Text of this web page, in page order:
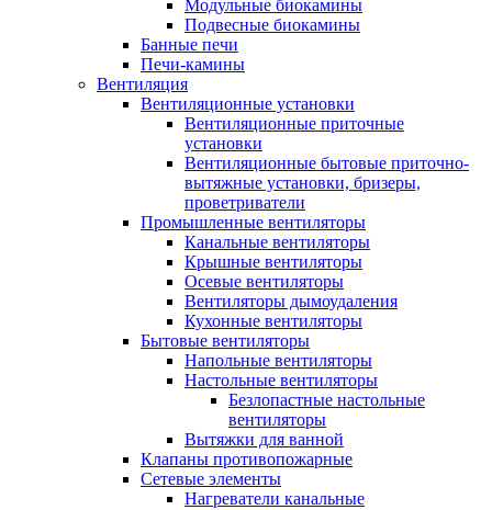
Модульные биокамины
Подвесные биокамины
Банные печи
Печи-камины
Вентиляция
Вентиляционные установки
Вентиляционные приточные
установки
Вентиляционные бытовые приточно-
вытяжные установки, бризеры,
проветриватели
Промышленные вентиляторы
Канальные вентиляторы
Крышные вентиляторы
Осевые вентиляторы
Вентиляторы дымоудаления
Кухонные вентиляторы
Бытовые вентиляторы
Напольные вентиляторы
Настольные вентиляторы
Безлопастные настольные
вентиляторы
Вытяжки для ванной
Клапаны противопожарные
Сетевые элементы
Нагреватели канальные